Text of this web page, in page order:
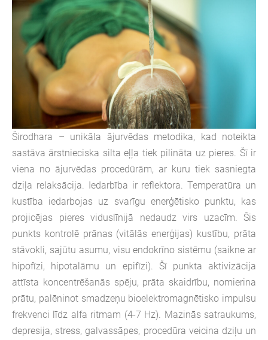
Širodhara – unikāla ājurvēdas metodika, kad noteikta
sastāva ārstnieciska silta eļļa tiek pilināta uz pieres. Šī ir
viena no ājurvēdas procedūrām, ar kuru tiek sasniegta
dziļa relaksācija. Iedarbība ir reflektora. Temperatūra un
kustība iedarbojas uz svarīgu enerģētisko punktu, kas
projicējas pieres viduslīnijā nedaudz virs uzacīm. Šis
punkts kontrolē prānas (vitālās enerģijas) kustību, prāta
stāvokli, sajūtu asumu, visu endokrīno sistēmu (saikne ar
hipofīzi, hipotalāmu un epifīzi). Šī punkta aktivizācija
attīsta koncentrēšanās spēju, prāta skaidrību, nomierina
prātu, palēninot smadzeņu bioelektromagnētisko impulsu
frekvenci līdz alfa ritmam (4-7 Hz). Mazinās satraukums,
depresija, stress, galvassāpes, procedūra veicina dziļu un